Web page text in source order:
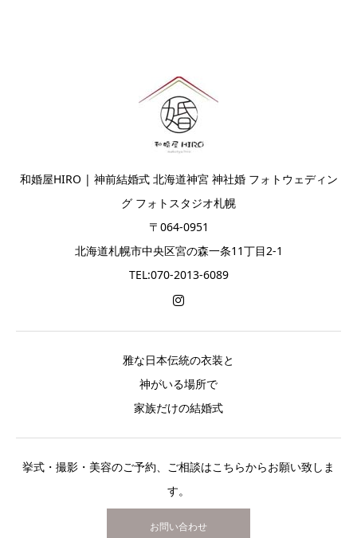
和婚屋HIRO | 神前結婚式 北海道神宮 神社婚 フォトウェディン
グ フォトスタジオ札幌
〒064-0951
北海道札幌市中央区宮の森一条11丁目2-1
TEL:070-2013-6089
雅な日本伝統の衣装と
神がいる場所で
家族だけの結婚式
挙式・撮影・美容のご予約、ご相談はこちらからお願い致しま
す。
お問い合わせ